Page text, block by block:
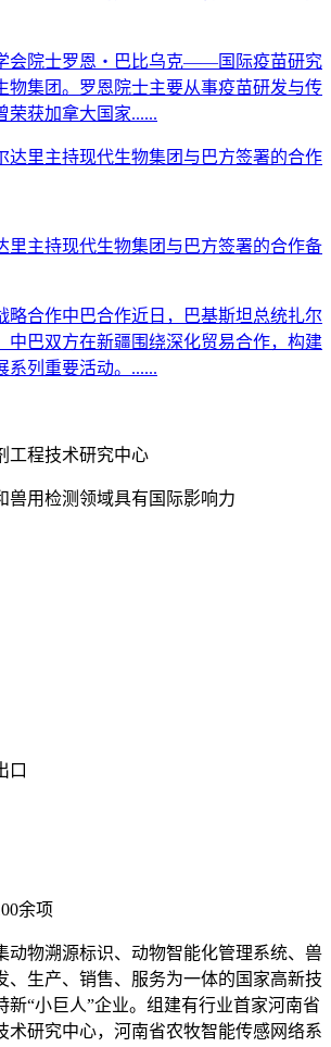
会院士罗恩・巴比乌克——国际疫苗研究
物集团。罗恩院士主要从事疫苗研发与传
荣获加拿大国家......
里主持现代生物集团与巴方签署的合作备
略合作中巴合作近日，巴基斯坦总统扎尔
中巴双方在新疆围绕深化贸易合作，构建
系列重要活动。......
工程技术研究中心
兽用检测领域具有国际影响力
口
余项
动物溯源标识、动物智能化管理系统、兽
、生产、销售、服务为一体的国家高新技
新“小巨人”企业。组建有行业首家河南省
术研究中心，河南省农牧智能传感网络系